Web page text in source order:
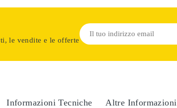
le vendite e le offerte
Informazioni Tecniche Altre Informazioni